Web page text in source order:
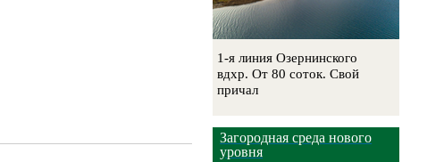
1-я линия Озернинского
вдхр. От 80 соток. Свой
причал
Загородная среда нового
уровня